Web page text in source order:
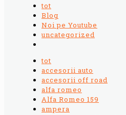
tot
Blog
Noi pe Youtube
uncategorized
tot
accesorii auto
accesorii off road
alfa romeo
Alfa Romeo 159
ampera